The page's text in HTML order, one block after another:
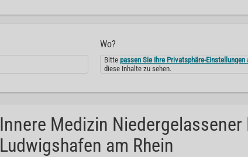
Wo?
Bittepassen Sie Ihre Privatsphäre-Einstellungen
diese Inhalte zu sehen.
Innere Medizin
Ludwigshafen am Rhein